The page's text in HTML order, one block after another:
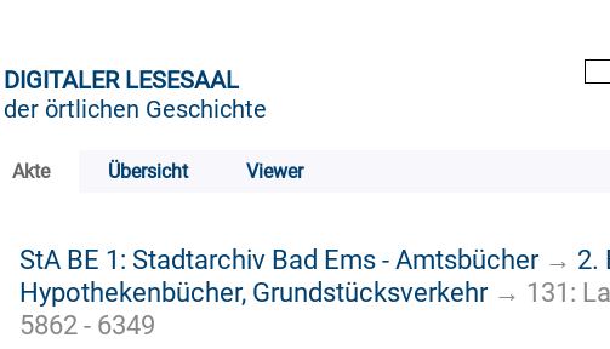
DIGITALER LESESAAL
der örtlichen Geschichte
Akte Übersicht Viewer
StA BE 1: Stadtarchiv Bad Ems - Amtsbücher→ 2.
Hypothekenbücher, Grundstücksverkehr→ 131:
5862 - 6349